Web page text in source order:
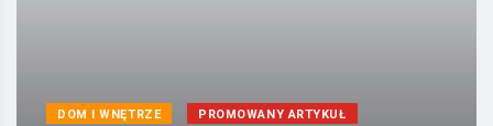
DOM I WNĘTRZE PROMOWANY ARTYKUŁ